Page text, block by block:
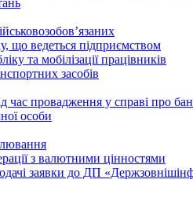
що ведеться підприємством
та мобілізації працівників
засобів
час провадження у справі про
особи
з валютними цінностями
заявки до ДП